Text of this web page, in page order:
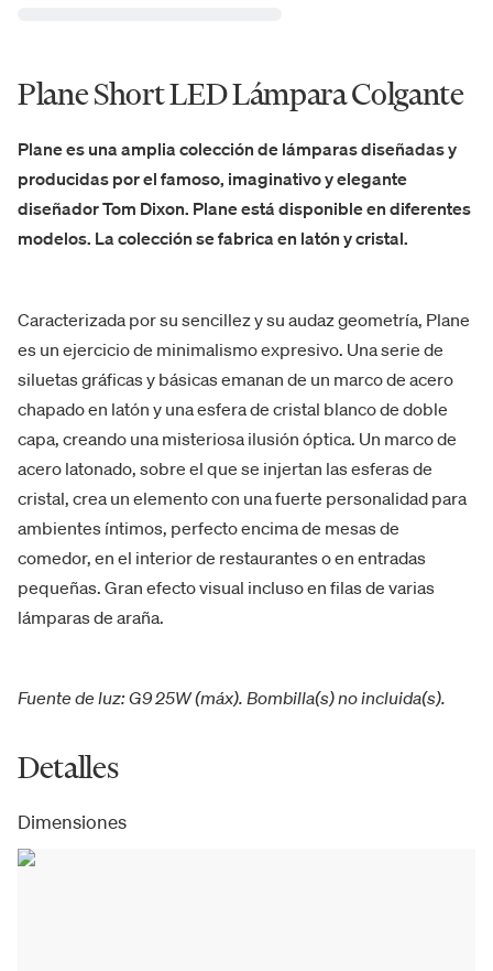
Plane Short LED Lámpara Colgante
Plane es una amplia colección de lámparas diseñadas y
producidas por el famoso, imaginativo y elegante
diseñador Tom Dixon. Plane está disponible en diferentes
modelos. La colección se fabrica en latón y cristal.
Caracterizada por su sencillez y su audaz geometría, Plane
es un ejercicio de minimalismo expresivo. Una serie de
siluetas gráficas y básicas emanan de un marco de acero
chapado en latón y una esfera de cristal blanco de doble
capa, creando una misteriosa ilusión óptica. Un marco de
acero latonado, sobre el que se injertan las esferas de
cristal, crea un elemento con una fuerte personalidad para
ambientes íntimos, perfecto encima de mesas de
comedor, en el interior de restaurantes o en entradas
pequeñas. Gran efecto visual incluso en filas de varias
lámparas de araña.
Fuente de luz: G9 25W (máx). Bombilla(s) no incluida(s).
Detalles
Dimensiones